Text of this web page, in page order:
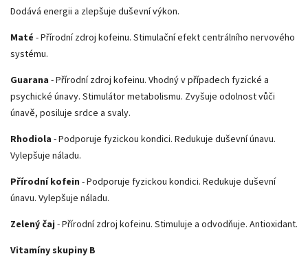
Dodává energii a zlepšuje duševní výkon.
Maté - Přírodní zdroj kofeinu. Stimulační efekt centrálního nervového
systému.
Guarana - Přírodní zdroj kofeinu. Vhodný v případech fyzické a
psychické únavy. Stimulátor metabolismu. Zvyšuje odolnost vůči
únavě, posiluje srdce a svaly.
Rhodiola - Podporuje fyzickou kondici. Redukuje duševní únavu.
Vylepšuje náladu.
Přírodní kofein - Podporuje fyzickou kondici. Redukuje duševní
únavu. Vylepšuje náladu.
Zelený čaj - Přírodní zdroj kofeinu. Stimuluje a odvodňuje. Antioxidant.
Vitamíny skupiny B